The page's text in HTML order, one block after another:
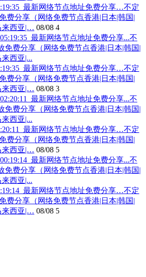
最新网络节点地址免费分享…不定
费分享（网络免费节点香港|日本|韩国|
来西亚|… 08/08 4
最新网络节点地址免费分享…不定
费分享（网络免费节点香港|日本|韩国|
来西亚|… 08/08 3
最新网络节点地址免费分享…不定
费分享（网络免费节点香港|日本|韩国|
来西亚|… 08/08 5
最新网络节点地址免费分享…不定
费分享（网络免费节点香港|日本|韩国|
来西亚|… 08/08 5